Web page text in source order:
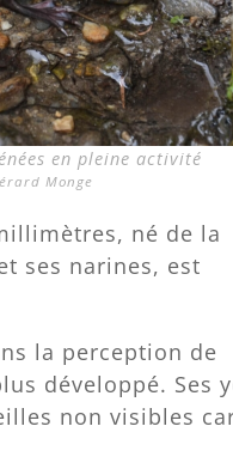
en pleine activité
Monge
né de la
ses narines, est
la perception de
développé. Ses
non visibles